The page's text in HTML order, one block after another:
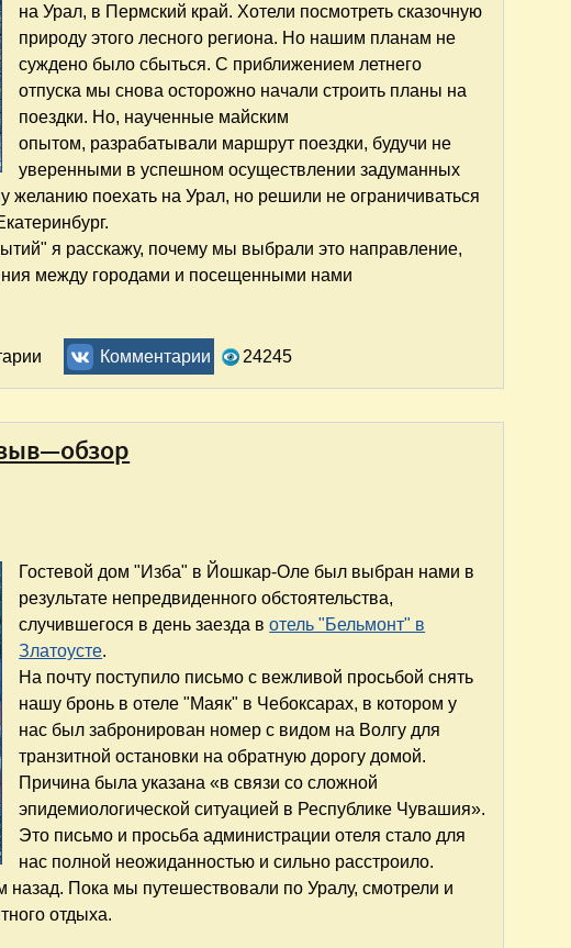
на Урал, в Пермский край. Хотели посмотреть сказочную
природу этого лесного региона. Но нашим планам не
суждено было сбыться. С приближением летнего
отпуска мы снова осторожно начали строить планы на
поездки. Но, наученные майским
опытом, разрабатывали маршрут поездки, будучи не
уверенными в успешном осуществлении задуманных
желанию поехать на Урал, но решили не ограничиваться
я расскажу, почему мы выбрали это направление,
между городами и посещенными нами
1. Маршрут и программа путешествия
Комментарии 24245
Гостевой дом "Изба" в Йошкар-Оле был выбран нами в
результате непредвиденного обстоятельства,
случившегося в день заезда вотель "Бельмонт" в
Златоусте.
На почту поступило письмо с вежливой просьбой снять
нашу бронь в отеле "Маяк" в Чебоксарах, в котором у
нас был забронирован номер с видом на Волгу для
транзитной остановки на обратную дорогу домой.
Причина была указана «в связи со сложной
эпидемиологической ситуацией в Республике Чувашия».
Это письмо и просьба администрации отеля стало для
нас полной неожиданностью и сильно расстроило.
назад. Пока мы путешествовали по Уралу, смотрели и
отдыха.